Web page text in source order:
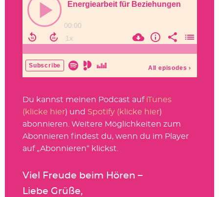
Du kannst meinen Podcast auf iTunes
(klicke hier) und Spotify (klicke hier)
abonnieren. Weitere Möglichkeiten zum
Abonnieren findest du, wenn du im Player
auf „Abonnieren“ klickst.
Viel Freude beim Hören –
Liebe Grüße,